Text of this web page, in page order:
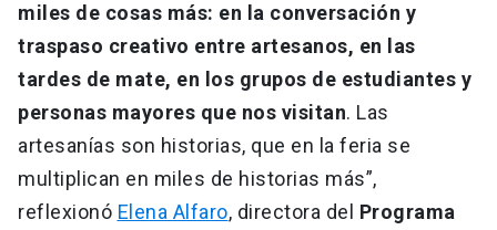
miles de cosas más: en la conversación y
traspaso creativo entre artesanos, en las
tardes de mate, en los grupos de estudiantes y
personas mayores que nos visitan. Las
artesanías son historias, que en la feria se
multiplican en miles de historias más”,
reflexionó Elena Alfaro, directora del Programa